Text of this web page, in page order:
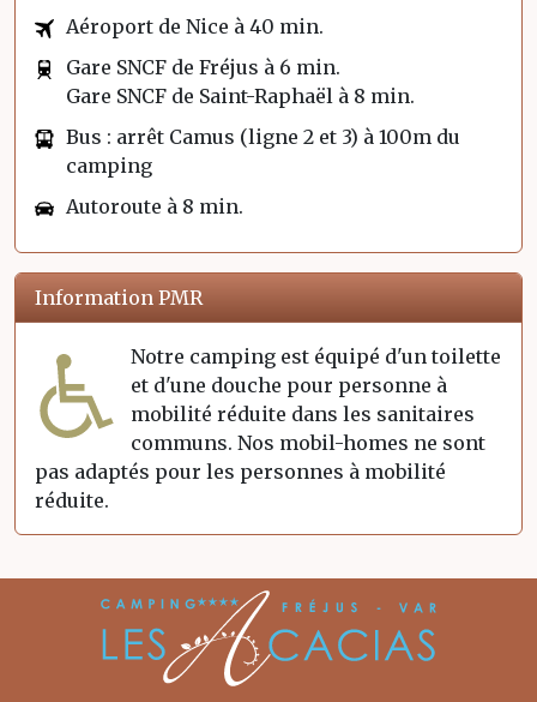
Aéroport de Nice à 40 min.
Gare SNCF de Fréjus à 6 min.
Gare SNCF de Saint-Raphaël à 8 min.
Bus : arrêt Camus (ligne 2 et 3) à 100m du
camping
Autoroute à 8 min.
Information PMR
Notre camping est équipé d'un toilette
et d'une douche pour personne à
mobilité réduite dans les sanitaires
communs. Nos mobil-homes ne sont
pas adaptés pour les personnes à mobilité
réduite.